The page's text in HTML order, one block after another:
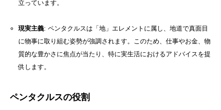
立っています。
現実主義: ペンタクルスは「地」エレメントに属し、地道で真面目
に物事に取り組む姿勢が強調されます。このため、仕事やお金、物
質的な豊かさに焦点が当たり、特に実生活におけるアドバイスを提
供します。
ペンタクルスの役割